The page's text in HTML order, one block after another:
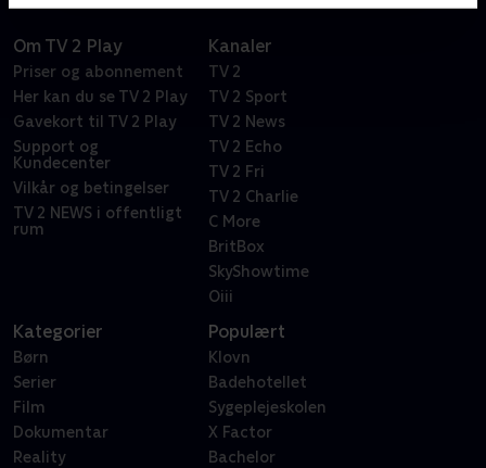
Om TV 2 Play
Priser og abonnement
Her kan du se TV 2 Play
Gavekort til TV 2 Play
Support og
Kundecenter
Vilkår og betingelser
TV 2 NEWS i offentligt
rum
Kanaler
TV 2
TV 2 Sport
TV 2 News
TV 2 Echo
TV 2 Fri
TV 2 Charlie
C More
BritBox
SkyShowtime
Oiii
Kategorier
Børn
Serier
Film
Dokumentar
Reality
Populært
Klovn
Badehotellet
Sygeplejeskolen
X Factor
Bachelor